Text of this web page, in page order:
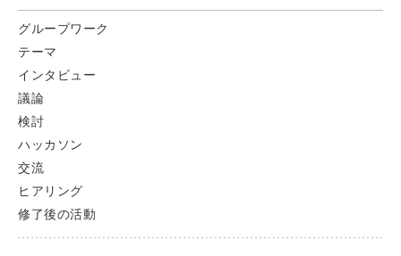
グループワーク
テーマ
インタビュー
議論
検討
ハッカソン
交流
ヒアリング
修了後の活動